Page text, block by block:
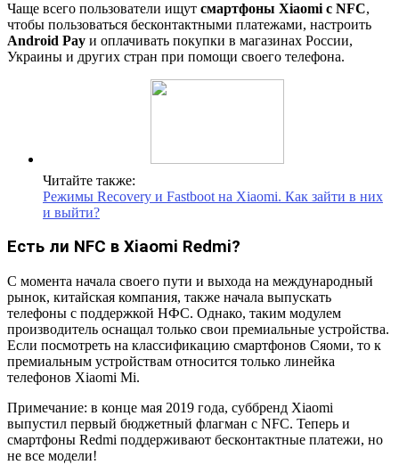
Чаще всего пользователи ищут смартфоны Xiaomi с NFC,
чтобы пользоваться бесконтактными платежами, настроить
Android Pay и оплачивать покупки в магазинах России,
Украины и других стран при помощи своего телефона.
Читайте также:
Режимы Recovery и Fastboot на Xiaomi. Как зайти в них
и выйти?
Есть ли NFC в Xiaomi Redmi?
С момента начала своего пути и выхода на международный
рынок, китайская компания, также начала выпускать
телефоны с поддержкой НФС. Однако, таким модулем
производитель оснащал только свои премиальные устройства.
Если посмотреть на классификацию смартфонов Сяоми, то к
премиальным устройствам относится только линейка
телефонов Xiaomi Mi.
Примечание: в конце мая 2019 года, суббренд Xiaomi
выпустил первый бюджетный флагман с NFC. Теперь и
смартфоны Redmi поддерживают бесконтактные платежи, но
не все модели!